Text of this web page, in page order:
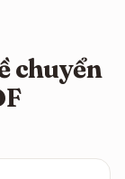
chuyển